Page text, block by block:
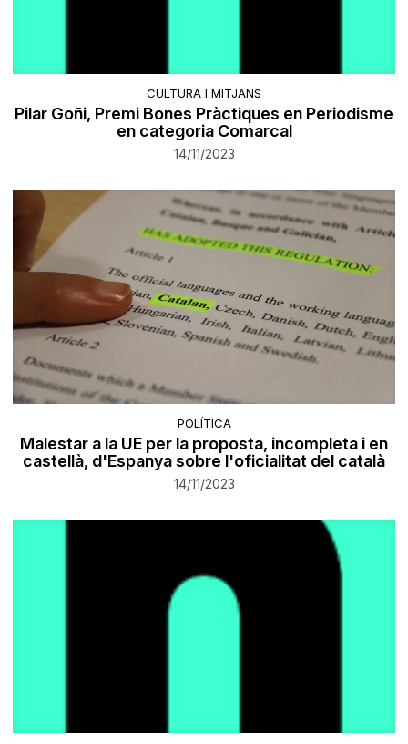
CULTURA I MITJANS
Pilar Goñi, Premi Bones Pràctiques en Periodisme
en categoria Comarcal
14/11/2023
POLÍTICA
Malestar a la UE per la proposta, incompleta i en
castellà, d'Espanya sobre l'oficialitat del català
14/11/2023